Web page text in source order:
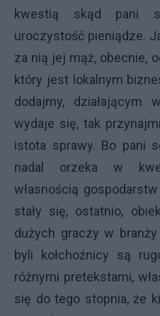
kwestią skąd pani
uroczystość pieniądze.
za nią jej mąż, obecnie,
który jest lokalnym
dodajmy,
wydaje się, tak
istota sprawy. Bo pani
nadal orzeka w
własnością
stały się, ostatnio,
dużych graczy w
byli kołchoźnicy są
różnymi pretekstami,
się do tego stopnia, że